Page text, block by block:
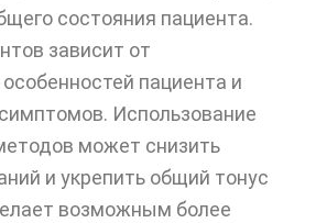
состояния пациента.
зависит от
пациента и
Использование
может снизить
и укрепить общий тонус
возможным более